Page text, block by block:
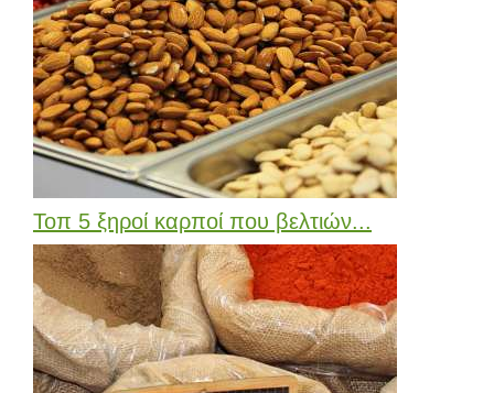
Τοπ 5 ξηροί καρποί που βελτιών...